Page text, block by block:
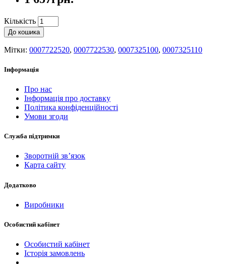
Кількість
До кошика
Мітки: 0007722520, 0007722530, 0007325100, 0007325110
Інформація
Про нас
Інформація про доставку
Політика конфіденційності
Умови згоди
Служба підтримки
Зворотній зв’язок
Карта сайту
Додатково
Виробники
Особистий кабінет
Особистий кабінет
Історія замовлень